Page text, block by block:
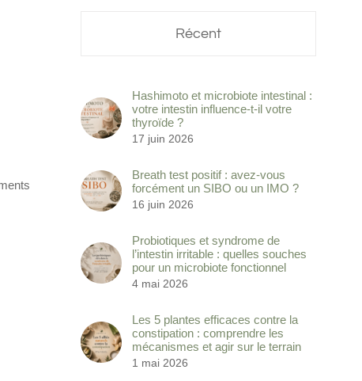
Récent
Hashimoto et microbiote intestinal :
votre intestin influence-t-il votre
thyroïde ?
17 juin 2026
Breath test positif : avez-vous
forcément un SIBO ou un IMO ?
16 juin 2026
Probiotiques et syndrome de
l’intestin irritable : quelles souches
pour un microbiote fonctionnel
4 mai 2026
Les 5 plantes efficaces contre la
constipation : comprendre les
mécanismes et agir sur le terrain
1 mai 2026